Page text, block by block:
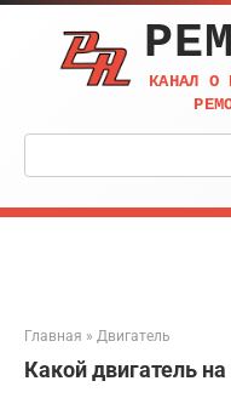
Перейти
контенту
КАНАЛ О
Поиск:
Главная » Двигатель
Какой двигатель